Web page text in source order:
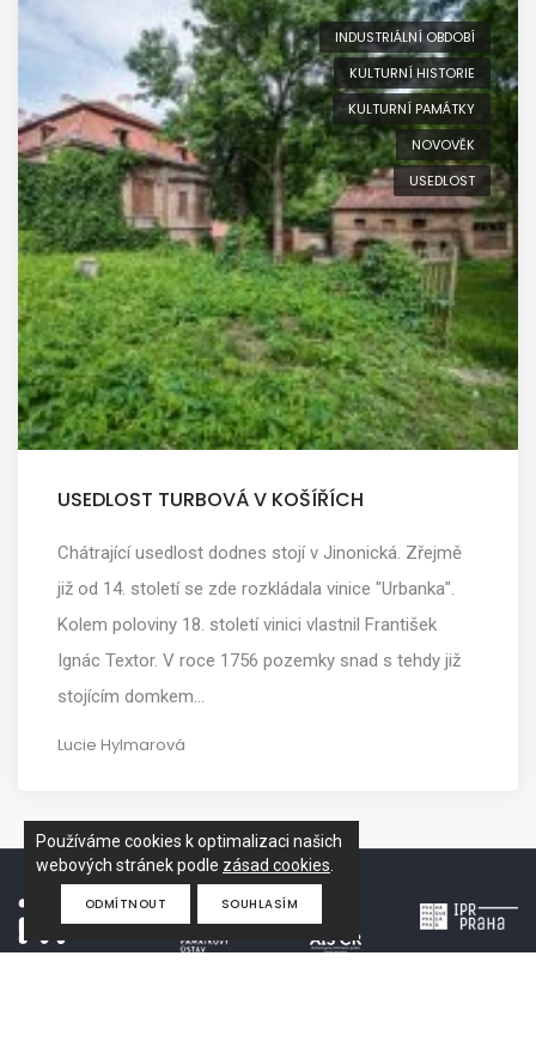
INDUSTRIÁLNÍ OBDOBÍ
KULTURNÍ HISTORIE
KULTURNÍ PAMÁTKY
NOVOVĚK
USEDLOST
USEDLOST TURBOVÁ V KOŠÍŘÍCH
Chátrající usedlost dodnes stojí v Jinonická. Zřejmě
již od 14. století se zde rozkládala vinice "Urbanka".
Kolem poloviny 18. století vinici vlastnil František
Ignác Textor. V roce 1756 pozemky snad s tehdy již
stojícím domkem…
Lucie Hylmarová
Používáme cookies k optimalizaci našich
webových stránek podle zásad cookies
ODMÍTNOUT SOUHLASÍM